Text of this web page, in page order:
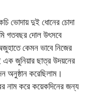
দুই ধোনের চোদা
গতবছর দোল উৎসবে
কেমন ভাবে নিজের
এক জুনিয়ার ছাত্র উদয়নের
অনুষ্ঠান করেছিলাম।
নাম করে কয়েকদিনের জন্য